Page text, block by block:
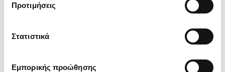
Προτιμήσεις
Στατιστικά
Εμπορικής προώθησης